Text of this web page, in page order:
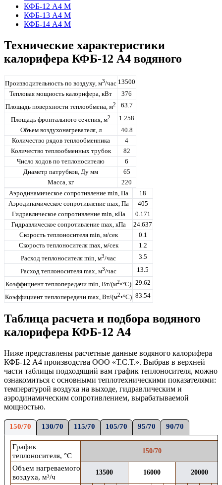
КФБ-12 А4 М
КФБ-13 А4 М
КФБ-14 А4 М
Технические характеристики
калорифера КФБ-12 А4 водяного
Производительность по воздуху, м3/час 13500
Тепловая мощность калорифера, кВт
376
Площадь поверхности теплообмена, м2
63.7
Площадь фронтального сечения, м2
1.258
Объем воздухонагревателя, л
40.8
Количество рядов теплообменника
4
Количество теплообменных трубок
82
Число ходов по теплоносителю
6
Диаметр патрубков, Ду мм
65
Масса, кг
220
Аэродинамическое сопротивление min, Па
18
Аэродинамическое сопротивление max, Па
405
Гидравлическое сопротивление min, кПа
0.171
Гидравлическое сопротивление max, кПа
24.637
Скорость теплоносителя min, м/сек
0.1
Скорость теплоносителя max, м/сек
1.2
Расход теплоносителя min, м3/час
3.5
Расход теплоносителя max, м3/час
13.5
Коэффициент теплопередачи min, Вт/(м2•°С) 29.62
Коэффициент теплопередачи max, Вт/(м2•°С) 83.54
Таблица расчета и подбора водяного
калорифера КФБ-12 А4
Ниже представлены расчетные данные водяного калорифера
КФБ-12 А4 производства ООО «Т.С.Т.». Выбрав в верхней
части таблицы подходящий вам график теплоносителя, можно
ознакомиться с основными теплотехническими показателями:
температурой воздуха на выходе, гидравлическим и
аэродинамическим сопротивлением, вырабатываемой
мощностью.
150/70 130/70 115/70 105/70 95/70 90/70
График
теплоносителя, °С
150/70
Объем нагреваемого
воздуха, м³/ч
13500 16000 20000